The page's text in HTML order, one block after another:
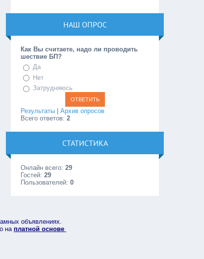
НАШ ОПРОС
Как Вы считаете, надо ли проводить
шествие БП?
Да
Нет
Затрудняюсь
Результаты |Архив опросов
Всего ответов:2
СТАТИСТИКА
Онлайн всего:29
Гостей:29
Пользователей:0
объявлениях.
на платной основе